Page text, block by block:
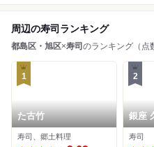
周辺の寿司ランキング
都島区・旭区×寿司 のランキング（点
1
た古竹
寿司、郷土料理
2
銀座
ル大
寿司